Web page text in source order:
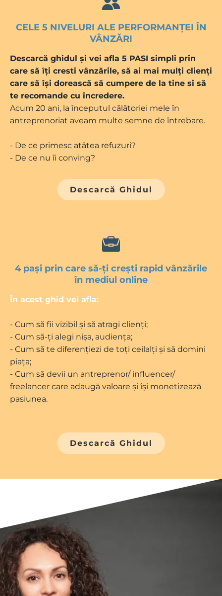
CELE 5 NIVELURI ALE PERFORMANȚEI ÎN
VÂNZĂRI
Descarcă ghidul și vei afla 5 PASI simpli prin
care să îți cresti vânzările, să ai mai mulți clienți
care să își dorească să cumpere de la tine si să
te recomande cu încredere.
Acum 20 ani, la începutul călătoriei mele în
antreprenoriat aveam multe semne de întrebare.
- De ce primesc atâtea refuzuri?
- De ce nu îi conving?
Descarcă Ghidul
4 pași prin care să-ți crești rapid vânzările
în mediul online
În acest ghid vei afla:
- Cum să fii vizibil și să atragi clienți;
- Cum să-ți alegi nișa, audiența;
- Cum să te diferențiezi de toți ceilalți și să domini
piața;
- Cum să devii un antreprenor/ influencer/
freelancer care adaugă valoare și își monetizează
pasiunea.
Descarcă Ghidul